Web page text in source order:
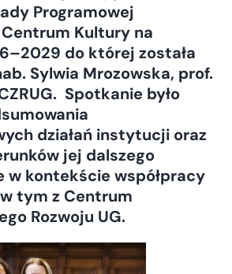
Programowej
Kultury na
do której została
Sylwia Mrozowska, prof.
Spotkanie było
działań instytucji oraz
jej dalszego
w kontekście współpracy
tym z Centrum
Rozwoju UG.